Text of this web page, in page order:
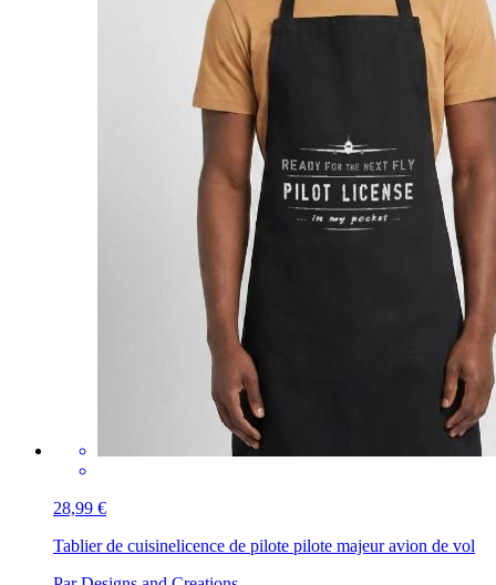
28,99 €
Tablier de cuisinelicence de pilote pilote majeur avion de vol